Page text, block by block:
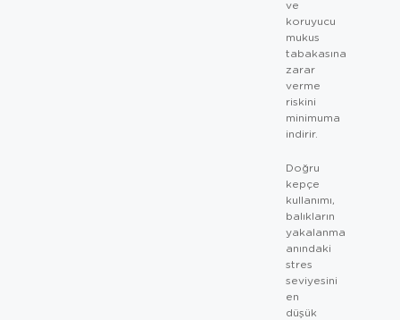
ve
koruyucu
mukus
tabakasına
zarar
verme
riskini
minimuma
indirir.
Doğru
kepçe
kullanımı,
balıkların
yakalanma
anındaki
stres
seviyesini
en
düşük